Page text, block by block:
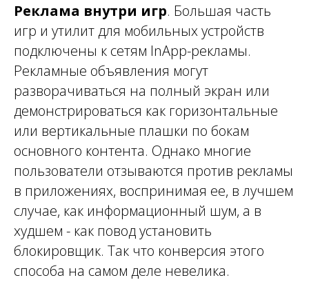
Реклама внутри игр. Большая часть
игр и утилит для мобильных устройств
подключены к сетям InApp-рекламы.
Рекламные объявления могут
разворачиваться на полный экран или
демонстрироваться как горизонтальные
или вертикальные плашки по бокам
основного контента. Однако многие
пользователи отзываются против рекламы
в приложениях, воспринимая ее, в лучшем
случае, как информационный шум, а в
худшем - как повод установить
блокировщик. Так что конверсия этого
способа на самом деле невелика.